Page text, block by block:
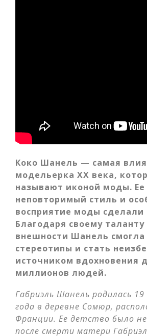
Коко Шанель — самая
модельерка XX века,
называют иконой моды. Ее
неповторимый стиль и
восприятие моды сделали
Благодаря своему
внешности Шанель смогла
стереотипы и стать
источником вдохновения
миллионов людей.
Габриэль Шанель родилась
года в деревне Сомюр,
Франции. Ее детство было
после смерти матери